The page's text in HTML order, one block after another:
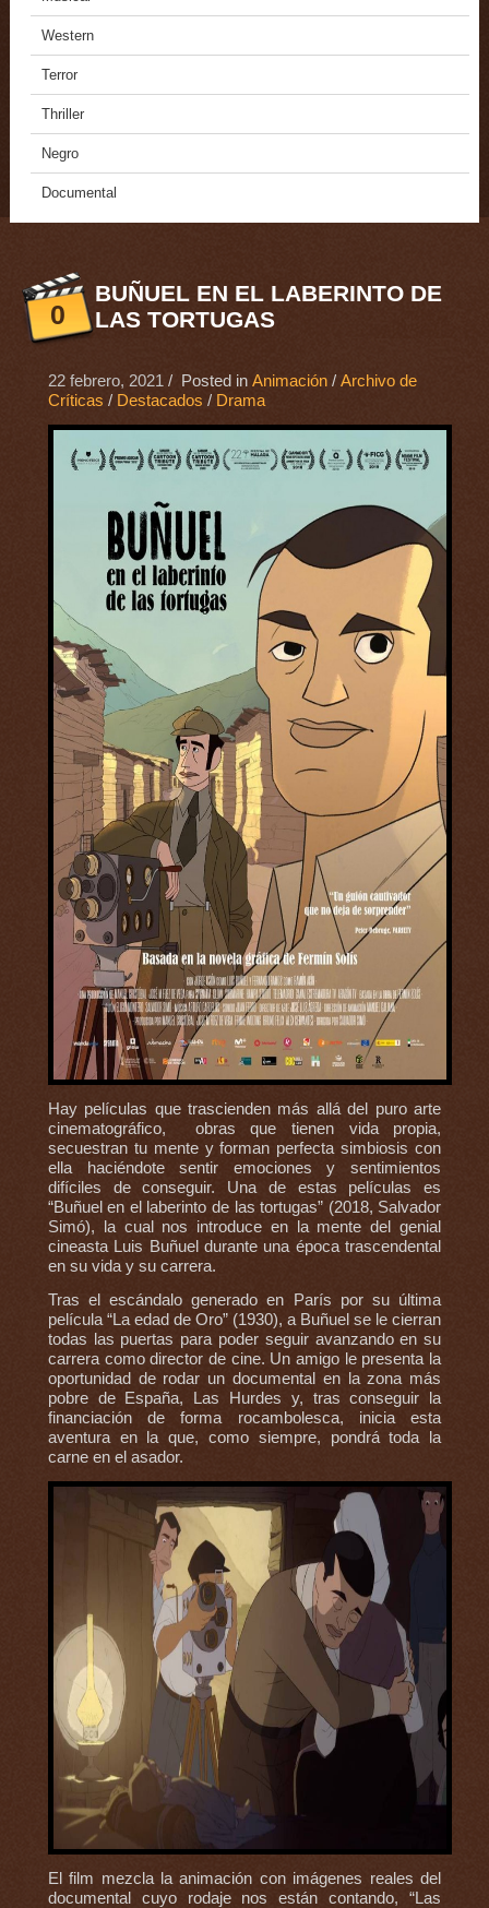
Western
Terror
Thriller
Negro
Documental
0
BUÑUEL EN EL LABERINTO DE
LAS TORTUGAS
22 febrero, 2021 / Posted in Animación/ Archivo de
Críticas / Destacados / Drama
Hay películas que trascienden más allá del puro arte
cinematográfico, obras que tienen vida propia,
secuestran tu mente y forman perfecta simbiosis con
ella haciéndote sentir emociones y sentimientos
difíciles de conseguir. Una de estas películas es
“Buñuel en el laberinto de las tortugas” (2018, Salvador
Simó), la cual nos introduce en la mente del genial
cineasta Luis Buñuel durante una época trascendental
en su vida y su carrera.
Tras el escándalo generado en París por su última
película “La edad de Oro” (1930), a Buñuel se le cierran
todas las puertas para poder seguir avanzando en su
carrera como director de cine. Un amigo le presenta la
oportunidad de rodar un documental en la zona más
pobre de España, Las Hurdes y, tras conseguir la
financiación de forma rocambolesca, inicia esta
aventura en la que, como siempre, pondrá toda la
carne en el asador.
El film mezcla la animación con imágenes reales del
documental cuyo rodaje nos están contando, “Las